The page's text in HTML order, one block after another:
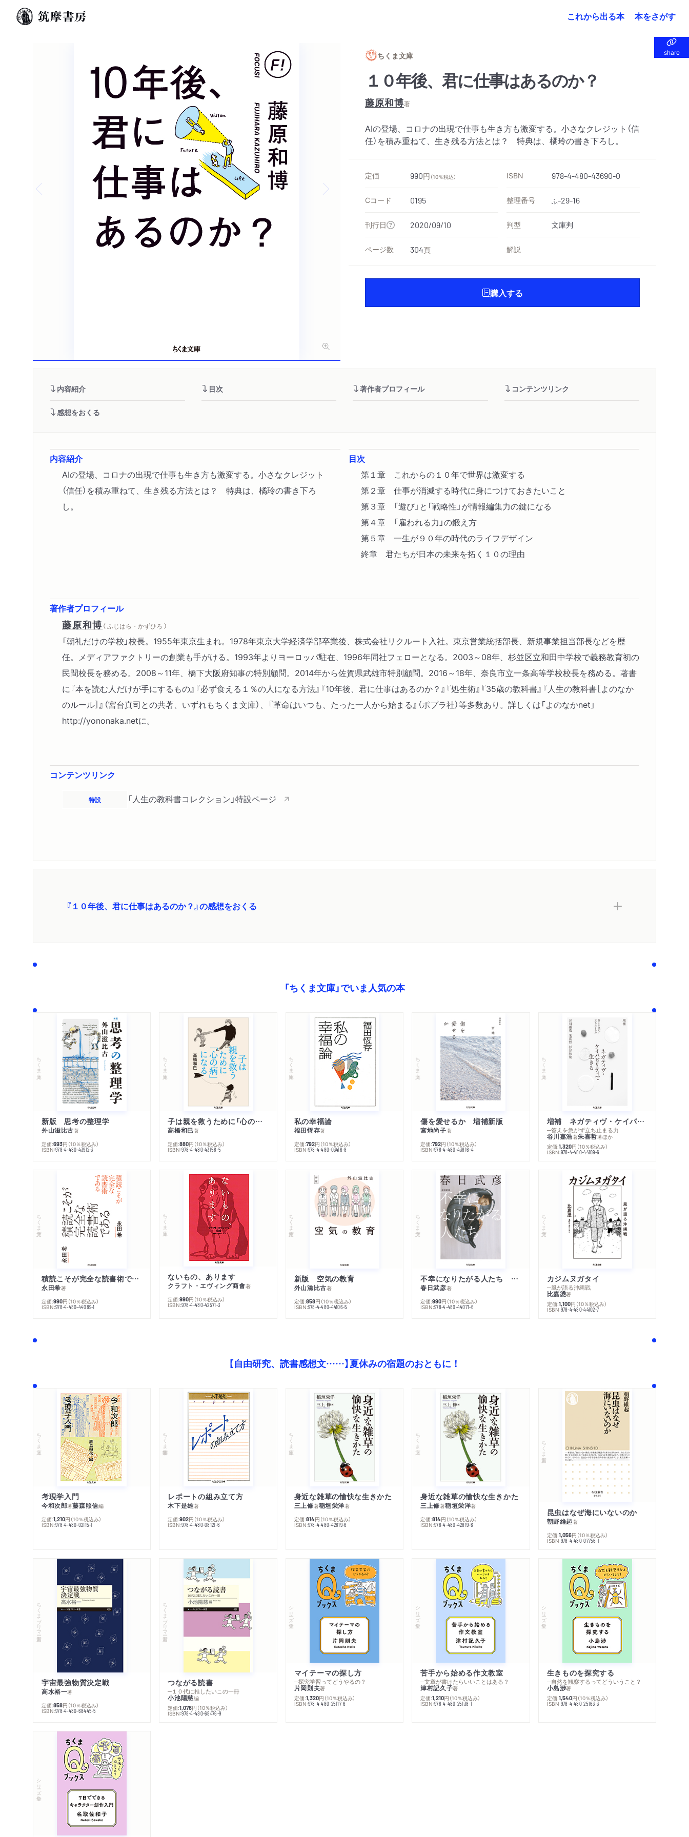
これから出る本 本をさがす
share
share
ちくま文庫
１０年後、君に仕事はあるのか？
藤原和博著
AIの登場、コロナの出現で仕事も生き方も激変する。小さなクレジット（信
任）を積み重ねて、生き残る方法とは？ 特典は、橘玲の書き下ろし。
定価 990円 （10％税込） ISBN 978-4-480-43690-0
Cコード 0195 整理番号 ふ-29-16
刊行日 2020/09/10 判型 文庫判
ページ数 304頁 解説
購入する
内容紹介 目次 著作者プロフィール コンテンツリンク
感想をおくる
内容紹介
AIの登場、コロナの出現で仕事も生き方も激変する。小さなクレジット
（信任）を積み重ねて、生き残る方法とは？ 特典は、橘玲の書き下ろ
し。
目次
第１章 これからの１０年で世界は激変する
第２章 仕事が消滅する時代に身につけておきたいこと
第３章 「遊び」と「戦略性」が情報編集力の鍵になる
第４章 「雇われる力」の鍛え方
第５章 一生が９０年の時代のライフデザイン
終章 君たちが日本の未来を拓く１０の理由
著作者プロフィール
藤原和博 （ ふじはら・かずひろ ）
「朝礼だけの学校」校長。1955年東京生まれ。1978年東京大学経済学部卒業後、株式会社リクルート入社。東京営業統括部長、新規事業担当部長などを歴
任。メディアファクトリーの創業も手がける。1993年よりヨーロッパ駐在、1996年同社フェローとなる。2003～08年、杉並区立和田中学校で義務教育初の
民間校長を務める。2008～11年、橋下大阪府知事の特別顧問。2014年から佐賀県武雄市特別顧問。2016～18年、奈良市立一条高等学校校長を務める。著書
に『本を読む人だけが手にするもの』『必ず食える１％の人になる方法』『10年後、君に仕事はあるのか？』『処生術』『35歳の教科書』『人生の教科書［よのなか
のルール］』（宮台真司との共著、いずれもちくま文庫）、『革命はいつも、たった一人から始まる』（ポプラ社）等多数あり。詳しくは「よのなかnet」
http://yononaka.netに。
コンテンツリンク
特設 「人生の教科書コレクション」特設ページ
『１０年後、君に仕事はあるのか？』の感想をおくる
「ちくま文庫」でいま人気の本
ちくま文庫
新版 思考の整理学
外山滋比古著
定価:693円 （10％税込み）
ISBN:978-4-480-43912-3
ちくま文庫
子は親を救うために「心の病」になる
高橋和巳著
定価:880円 （10％税込み）
ISBN:978-4-480-43158-5
ちくま文庫
私の幸福論
福田恆存著
定価:792円 （10％税込み）
ISBN:978-4-480-03416-8
ちくま文庫
傷を愛せるか 増補新版
宮地尚子著
定価:792円 （10％税込み）
ISBN:978-4-480-43816-4
ちくま文庫
増補 ネガティヴ・ケイパビリティで生きる
─答えを急がず立ち止まる力
谷川嘉浩著朱喜哲著ほか
定価:1,320円 （10％税込み）
ISBN:978-4-480-44109-6
ちくま文庫
積読こそが完全な読書術である
永田希著
定価:990円 （10％税込み）
ISBN:978-4-480-44089-1
ちくま文庫
ないもの、あります
クラフト・エヴィング商會著
定価:990円 （10％税込み）
ISBN:978-4-480-42571-3
ちくま文庫
新版 空気の教育
外山滋比古著
定価:858円 （10％税込み）
ISBN:978-4-480-44106-5
ちくま文庫
不幸になりたがる人たち 増補新版
春日武彦著
定価:990円 （10％税込み）
ISBN:978-4-480-44071-6
ちくま文庫
カジムヌガタイ
─風が語る沖縄戦
比嘉慂著
定価:1,100円 （10％税込み）
ISBN:978-4-480-44102-7
【自由研究、読書感想文……】夏休みの宿題のおともに！
ちくま文庫
考現学入門
今和次郎著藤森照信編
定価:1,210円 （10％税込み）
ISBN:978-4-480-02115-1
ちくま学芸文庫
レポートの組み立て方
木下是雄著
定価:902円 （10％税込み）
ISBN:978-4-480-08121-6
ちくま文庫
身近な雑草の愉快な生きかた
三上修著稲垣栄洋著
定価:814円 （10％税込み）
ISBN:978-4-480-42819-6
ちくま文庫
身近な雑草の愉快な生きかた
三上修著稲垣栄洋著
定価:814円 （10％税込み）
ISBN:978-4-480-42819-6
ちくま新書
昆虫はなぜ海にいないのか
朝野維起著
定価:1,056円 （10％税込み）
ISBN:978-4-480-07756-1
ちくまプリマー新書
宇宙最強物質決定戦
高水裕一著
定価:858円 （10％税込み）
ISBN:978-4-480-68445-5
ちくまプリマー新書
つながる読書
─１０代に推したいこの一冊
小池陽慈編
定価:1,078円 （10％税込み）
ISBN:978-4-480-68476-9
シリーズ・全集
マイテーマの探し方
─探究学習ってどうやるの？
片岡則夫著
定価:1,320円 （10％税込み）
ISBN:978-4-480-25117-6
シリーズ・全集
苦手から始める作文教室
─文章が書けたらいいことはある？
津村記久子著
定価:1,210円 （10％税込み）
ISBN:978-4-480-25138-1
シリーズ・全集
生きものを探究する
─自然を観察するってどういうこと？
小島渉著
定価:1,540円 （10％税込み）
ISBN:978-4-480-25163-3
シリーズ・全集